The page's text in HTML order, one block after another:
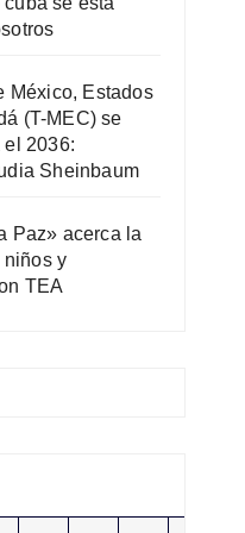
México, Estados
(T-MEC) se
el 2036:
Sheinbaum
Paz» acerca la
niños y
TEA